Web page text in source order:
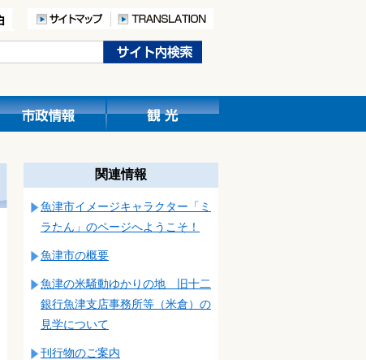
関連情報
魚津市イメージキャラクター「ミ
ラたん」のページへようこそ！
魚津市の概要
魚津の米騒動ゆかりの地 旧十二
銀行魚津支店事務所等（米倉）の
見学について
刊行物のご案内